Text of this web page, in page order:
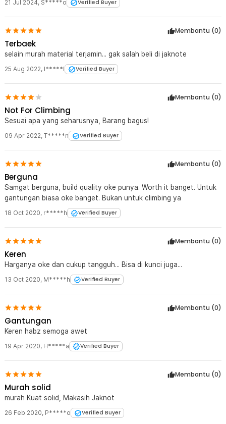
Kelengkapan Produk
Rincian yang Anda dapatkan untuk pembelian produk ini:
1 x TaffSPORT Karabiner Gantungan Tas Outdoor Quickdraw
Aluminium Alloy - AT76
21 Jul 2024, S*****o Verified Buyer
Membantu (0)
Terbaek
selain murah material terjamin... gak salah beli di jaknote
25 Aug 2022, I*****l Verified Buyer
Membantu (0)
Not For Climbing
Sesuai apa yang seharusnya, Barang bagus!
09 Apr 2022, T*****n Verified Buyer
Membantu (0)
Berguna
Samgat berguna, build quality oke punya. Worth it banget. Untuk
gantungan biasa oke banget. Bukan untuk climbing ya
18 Oct 2020, r*****h Verified Buyer
Membantu (0)
Keren
Harganya oke dan cukup tangguh... Bisa di kunci juga...
13 Oct 2020, M*****h Verified Buyer
Membantu (0)
Gantungan
Keren habz semoga awet
19 Apr 2020, H*****a Verified Buyer
Membantu (0)
Murah solid
murah Kuat solid, Makasih Jaknot
26 Feb 2020, P*****o Verified Buyer